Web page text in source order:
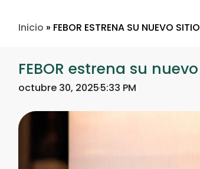
Inicio » FEBOR ESTRENA SU NUEVO
FEBOR estrena su
octubre 30, 20255:33 PM